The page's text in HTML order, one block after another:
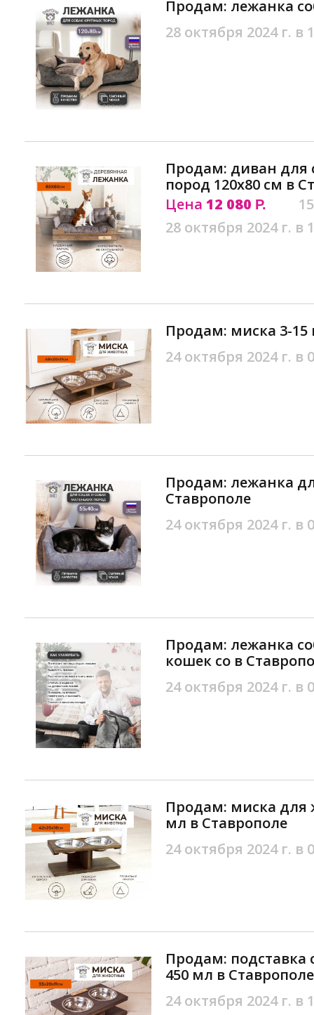
Продам: лежанка
28 октября 2024 г. в
Продам: диван для
пород 120х80 см в
Цена 12 080 Р.
28 октября 2024 г. в
Продам: миска 3-15
24 октября 2024 г. в
Продам: лежанка
Ставрополе
24 октября 2024 г. в
Продам: лежанка
кошек со в
24 октября 2024 г. в
Продам: миска для
мл в Ставрополе
24 октября 2024 г. в
Продам: подставка
450 мл в Ставрополе
24 октября 2024 г. в